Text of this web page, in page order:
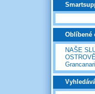
Oblíbené
NAŠE